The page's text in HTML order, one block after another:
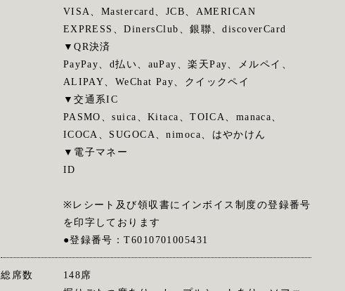
VISA、Mastercard、JCB、AMERICAN
EXPRESS、DinersClub、銀聯、discoverCard
▼QR決済
PayPay、d払い、auPay、楽天Pay、メルペイ、
ALIPAY、WeChat Pay、クイックペイ
▼交通系IC
PASMO、suica、Kitaca、TOICA、manaca、
ICOCA、SUGOCA、nimoca、はやかけん
▼電子マネー
ID
※レシート及び領収書にインボイス制度の登録番号
を印字しております
●登録番号：T6010701005431
総席数
148席